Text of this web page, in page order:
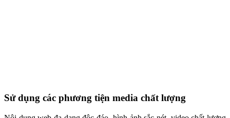
Sử dụng các phương tiện media chất lượng